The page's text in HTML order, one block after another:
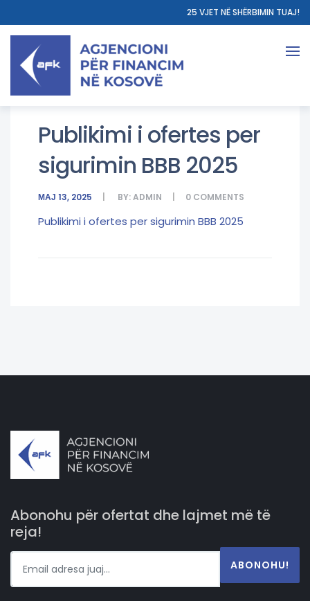
25 VJET NË SHËRBIMIN TUAJ!
Publikimi i ofertes per
sigurimin BBB 2025
МАЈ 13, 2025 BY:ADMIN 0 COMMENTS
Publikimi i ofertes per sigurimin BBB 2025
Abonohu për ofertat dhe lajmet më të
reja!
ABONOHU!